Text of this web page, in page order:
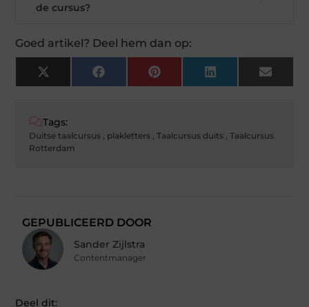
de cursus?
Goed artikel? Deel hem dan op:
X
(Twitter)
Facebook Pinterest LinkedIn Email
Tags:
Duitse taalcursus , plakletters ,Taalcursus duits ,Taalcursus
Rotterdam
GEPUBLICEERD DOOR
Sander Zijlstra
Contentmanager
Deel dit: